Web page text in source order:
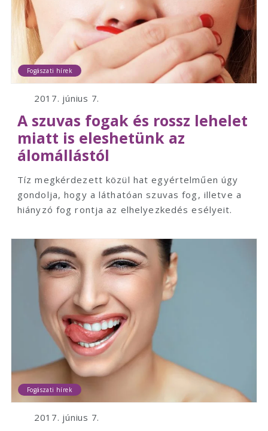
Fogászati hírek
2017. június 7.
A szuvas fogak és rossz lehelet
miatt is eleshetünk az
álomállástól
Tíz megkérdezett közül hat egyértelműen úgy
gondolja, hogy a láthatóan szuvas fog, illetve a
hiányzó fog rontja az elhelyezkedés esélyeit.
Fogászati hírek
2017. június 7.